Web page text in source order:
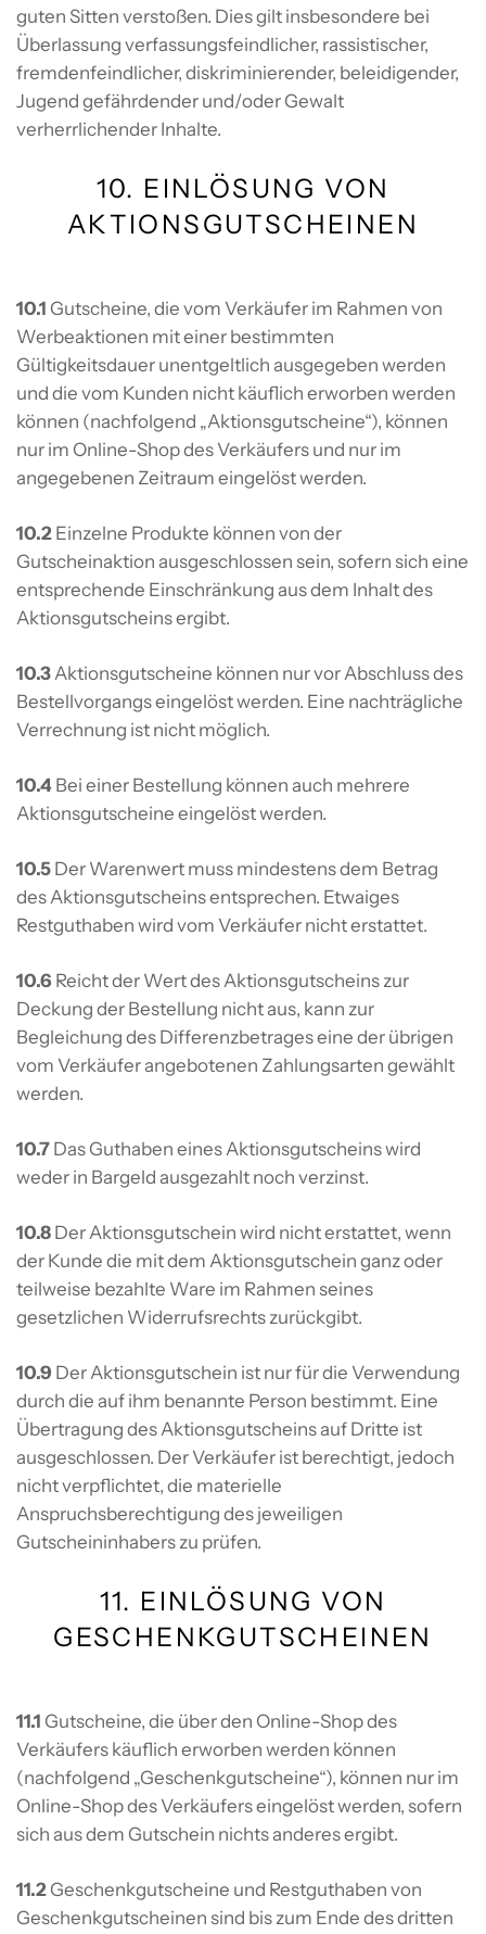
guten Sitten verstoßen. Dies gilt insbesondere bei
Überlassung verfassungsfeindlicher, rassistischer,
fremdenfeindlicher, diskriminierender, beleidigender,
Jugend gefährdender und/oder Gewalt
verherrlichender Inhalte.
10. EINLÖSUNG VON
AKTIONSGUTSCHEINEN
10.1 Gutscheine, die vom Verkäufer im Rahmen von
Werbeaktionen mit einer bestimmten
Gültigkeitsdauer unentgeltlich ausgegeben werden
und die vom Kunden nicht käuflich erworben werden
können (nachfolgend „Aktionsgutscheine“), können
nur im Online-Shop des Verkäufers und nur im
angegebenen Zeitraum eingelöst werden.
10.2 Einzelne Produkte können von der
Gutscheinaktion ausgeschlossen sein, sofern sich eine
entsprechende Einschränkung aus dem Inhalt des
Aktionsgutscheins ergibt.
10.3 Aktionsgutscheine können nur vor Abschluss des
Bestellvorgangs eingelöst werden. Eine nachträgliche
Verrechnung ist nicht möglich.
10.4 Bei einer Bestellung können auch mehrere
Aktionsgutscheine eingelöst werden.
10.5 Der Warenwert muss mindestens dem Betrag
des Aktionsgutscheins entsprechen. Etwaiges
Restguthaben wird vom Verkäufer nicht erstattet.
10.6 Reicht der Wert des Aktionsgutscheins zur
Deckung der Bestellung nicht aus, kann zur
Begleichung des Differenzbetrages eine der übrigen
vom Verkäufer angebotenen Zahlungsarten gewählt
werden.
10.7 Das Guthaben eines Aktionsgutscheins wird
weder in Bargeld ausgezahlt noch verzinst.
10.8 Der Aktionsgutschein wird nicht erstattet, wenn
der Kunde die mit dem Aktionsgutschein ganz oder
teilweise bezahlte Ware im Rahmen seines
gesetzlichen Widerrufsrechts zurückgibt.
10.9 Der Aktionsgutschein ist nur für die Verwendung
durch die auf ihm benannte Person bestimmt. Eine
Übertragung des Aktionsgutscheins auf Dritte ist
ausgeschlossen. Der Verkäufer ist berechtigt, jedoch
nicht verpflichtet, die materielle
Anspruchsberechtigung des jeweiligen
Gutscheininhabers zu prüfen.
11. EINLÖSUNG VON
GESCHENKGUTSCHEINEN
11.1 Gutscheine, die über den Online-Shop des
Verkäufers käuflich erworben werden können
(nachfolgend „Geschenkgutscheine“), können nur im
Online-Shop des Verkäufers eingelöst werden, sofern
sich aus dem Gutschein nichts anderes ergibt.
11.2 Geschenkgutscheine und Restguthaben von
Geschenkgutscheinen sind bis zum Ende des dritten